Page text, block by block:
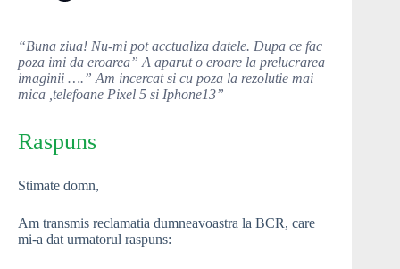
“Buna ziua! Nu-mi pot acctualiza datele. Dupa ce fac
poza imi da eroarea” A aparut o eroare la prelucrarea
imaginii ….” Am incercat si cu poza la rezolutie mai
mica ,telefoane Pixel 5 si Iphone13”
Raspuns
Stimate domn,
Am transmis reclamatia dumneavoastra la BCR, care
mi-a dat urmatorul raspuns: